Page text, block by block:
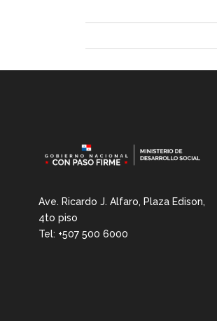
Ave. Ricardo J. Alfaro, Plaza Edison,
4to piso
Tel: +507 500 6000